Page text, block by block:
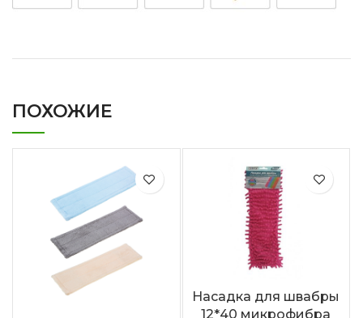
ПОХОЖИЕ
Насадка для швабры
12*40 микрофибра